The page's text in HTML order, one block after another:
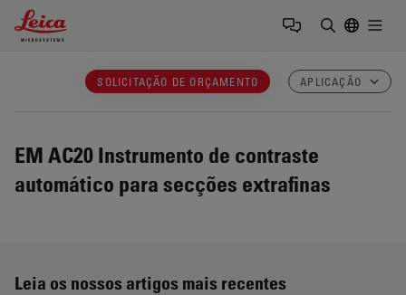
Leica Microsystems Logo
SOLICITAÇÃO DE ORÇAMENTO APLICAÇÃO
EM AC20 Instrumento de contraste
automático para secções extrafinas
Leia os nossos artigos mais recentes